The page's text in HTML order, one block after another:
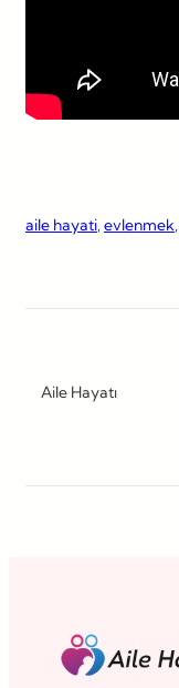
aile hayati, evlenmek,
Aile Hayatı